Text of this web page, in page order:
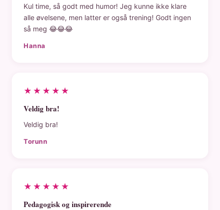
Kul time, så godt med humor! Jeg kunne ikke klare
alle øvelsene, men latter er også trening! Godt ingen
så meg 😂😂😂
Hanna
★★★★★
Veldig bra!
Veldig bra!
Torunn
★★★★★
Pedagogisk og inspirerende